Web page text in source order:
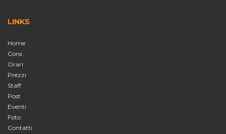
LINKS
Home
Corsi
Orari
Prezzi
Staff
Post
Eventi
Foto
Contatti